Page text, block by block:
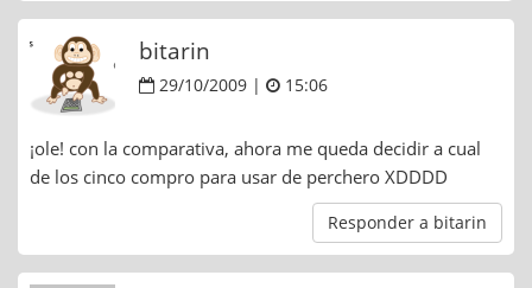
bitarin
29/10/2009 | 15:06
¡ole! con la comparativa, ahora me queda decidir a cual
de los cinco compro para usar de perchero XDDDD
Responder a bitarin